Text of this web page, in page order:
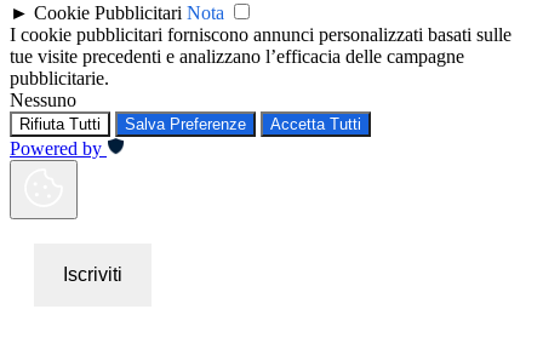
► Cookie Pubblicitari Nota
I cookie pubblicitari forniscono annunci personalizzati basati sulle
tue visite precedenti e analizzano l’efficacia delle campagne
pubblicitarie.
Nessuno
Rifiuta Tutti Salva Preferenze Accetta Tutti
Powered by
Iscriviti